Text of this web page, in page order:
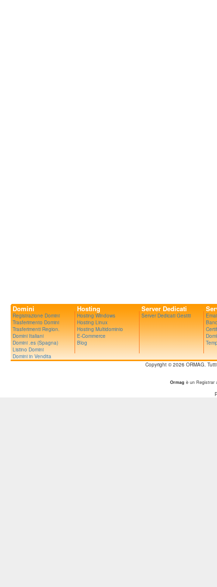
Domini Hosting Server Dedicati
Registrazione Domini
Trasferimento Domini
Trasferimenti Region.
Domini Italiani
Domini .es (Spagna)
Listino Domini
Domini in Vendita
Hosting Windows
Hosting Linux
Hosting Multidominio
E-Commerce
Blog
Server Dedicati Gestiti
Copyright © 2026 ORMAG.
Ormag è un Registrar